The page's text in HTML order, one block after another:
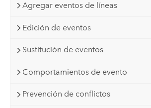
Agregar eventos de líneas
Edición de eventos
Sustitución de eventos
Comportamientos de evento
Prevención de conflictos